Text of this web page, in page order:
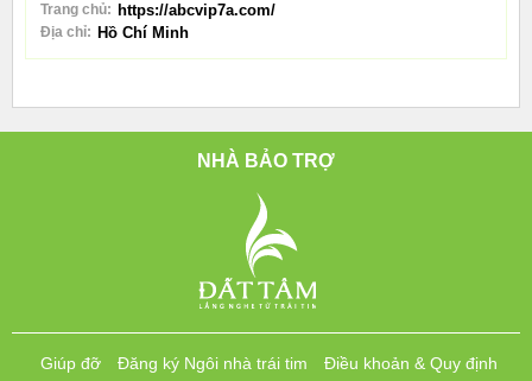
Trang chủ: https://abcvip7a.com/
Địa chỉ: Hồ Chí Minh
NHÀ BẢO TRỢ
Giúp đỡ Đăng ký Ngôi nhà trái tim Điều khoản & Quy định